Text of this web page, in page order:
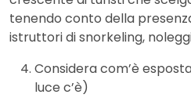
tenendo conto della
istruttori di snorkeling,
Considera com’è
luce c’è)